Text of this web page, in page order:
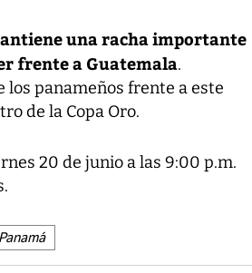
una racha importante
frente a Guatemala.
los panameños frente a este
de la Copa Oro.
20 de junio a las 9:00 p.m.